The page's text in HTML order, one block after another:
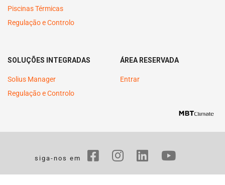
Piscinas Térmicas
Regulação e Controlo
SOLUÇÕES INTEGRADAS
Solius Manager
Regulação e Controlo
ÁREA RESERVADA
Entrar
siga-nos em